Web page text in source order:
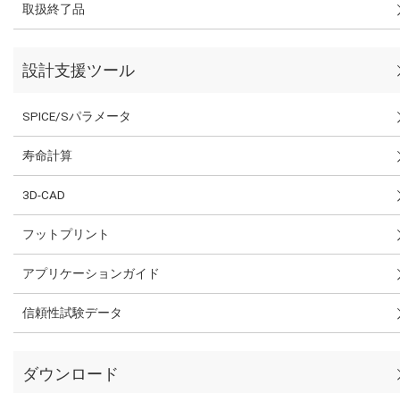
取扱終了品
設計支援ツール
SPICE/Sパラメータ
寿命計算
3D-CAD
フットプリント
アプリケーションガイド
信頼性試験データ
ダウンロード